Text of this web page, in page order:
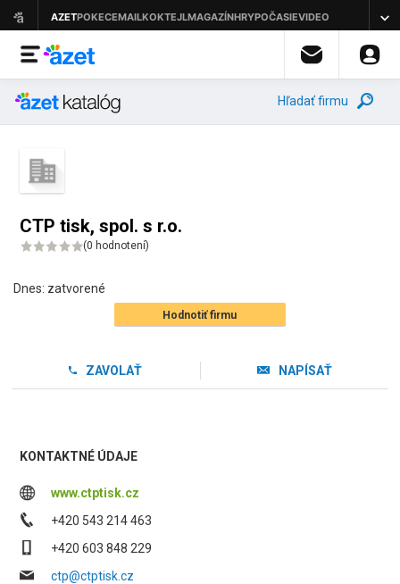
Hľadať firmu
CTP tisk, spol. s r.o.
(0 hodnotení)
Dnes: zatvorené
Hodnotiť firmu
ZAVOLAŤ NAPÍSAŤ
KONTAKTNÉ ÚDAJE
www.ctptisk.cz
+420 543 214 463
+420 603 848 229
ctp@ctptisk.cz